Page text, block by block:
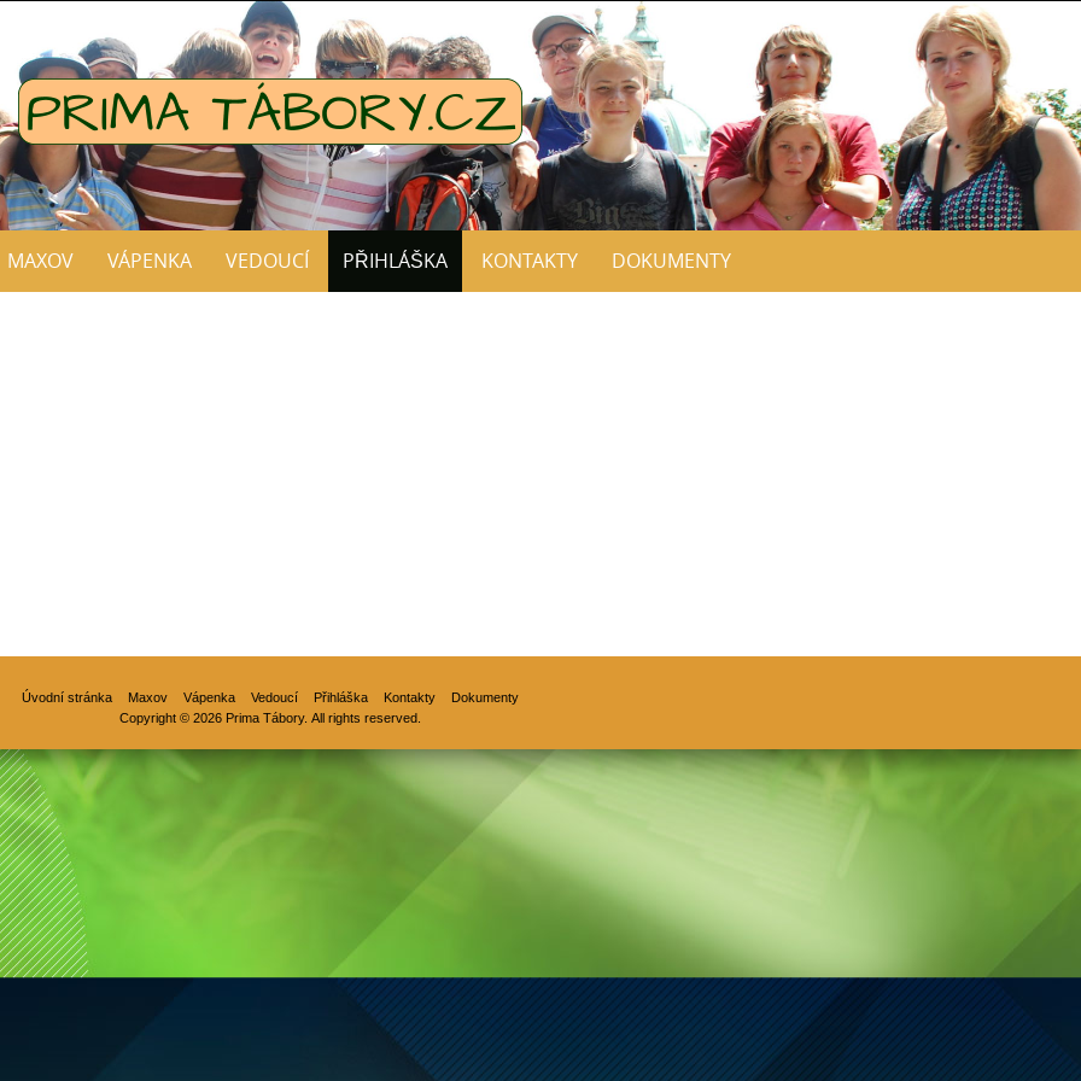
MAXOV VÁPENKA VEDOUCÍ PŘIHLÁŠKA KONTAKTY DOKUMENTY
Úvodní stránka Maxov Vápenka Vedoucí Přihláška Kontakty
Dokumenty
Copyright © 2026 Prima Tábory. All rights reserved.